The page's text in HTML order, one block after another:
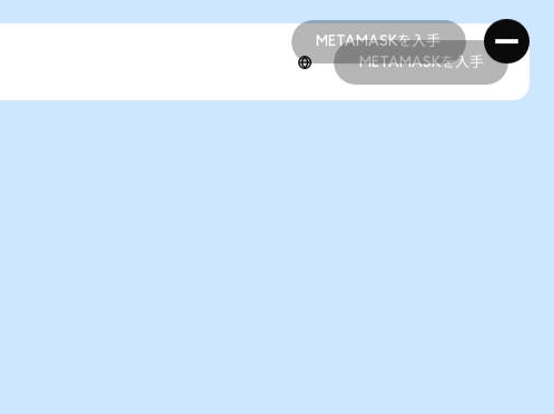
METAMASKを入手
METAMASKを入手
METAMASKを入手